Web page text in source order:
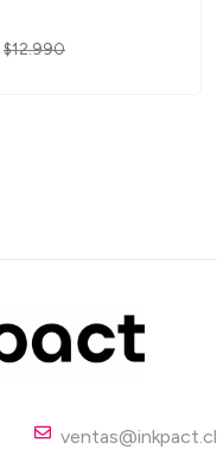
$12.990
ventas@inkpact.cl